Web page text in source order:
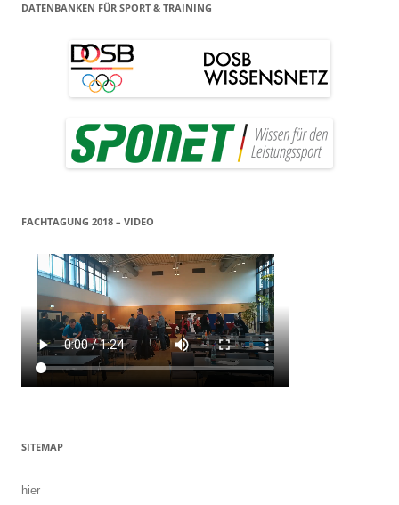
DATENBANKEN FÜR SPORT & TRAINING
FACHTAGUNG 2018 – VIDEO
SITEMAP
hier